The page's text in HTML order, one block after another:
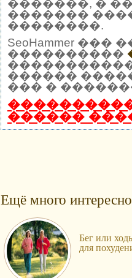
�������, �
�������
��������.
SeoHammer
����������
������
��� �
������
Ещё много
Бег или
для